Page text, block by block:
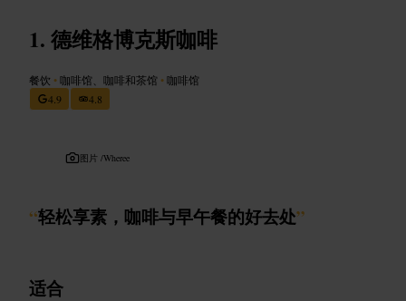
德维格博克斯咖啡
餐饮 •咖啡馆、咖啡和茶馆 •咖啡馆
4.9
4.8
图片 /Wheree
“轻松享素，咖啡与早午餐的好去处”
适合